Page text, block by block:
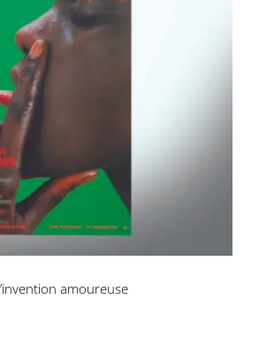
– L’invention amoureuse
amoureuse